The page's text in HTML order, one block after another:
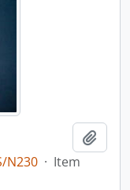
N230 · Item